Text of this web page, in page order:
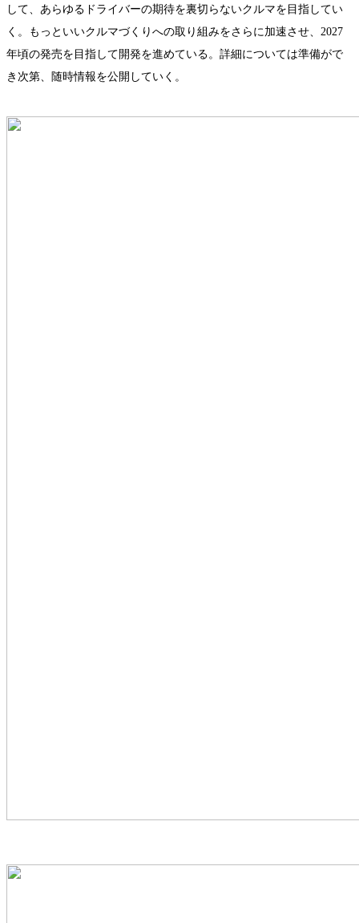
して、あらゆるドライバーの期待を裏切らないクルマを目指してい
く。もっといいクルマづくりへの取り組みをさらに加速させ、2027
年頃の発売を目指して開発を進めている。詳細については準備がで
き次第、随時情報を公開していく。